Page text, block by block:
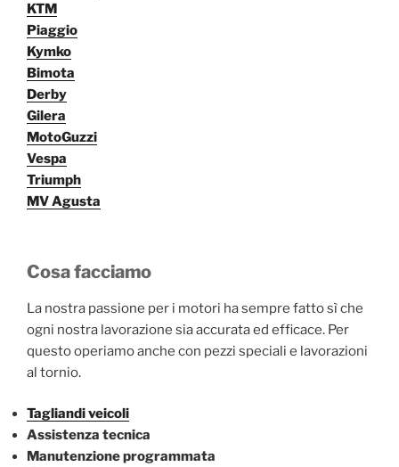
KTM
Piaggio
Kymko
Bimota
Derby
Gilera
MotoGuzzi
Vespa
Triumph
MV Agusta
Cosa facciamo
La nostra passione per i motori ha sempre fatto sì che
ogni nostra lavorazione sia accurata ed efficace. Per
questo operiamo anche con pezzi speciali e lavorazioni
al tornio.
Tagliandi veicoli
Assistenza tecnica
Manutenzione programmata